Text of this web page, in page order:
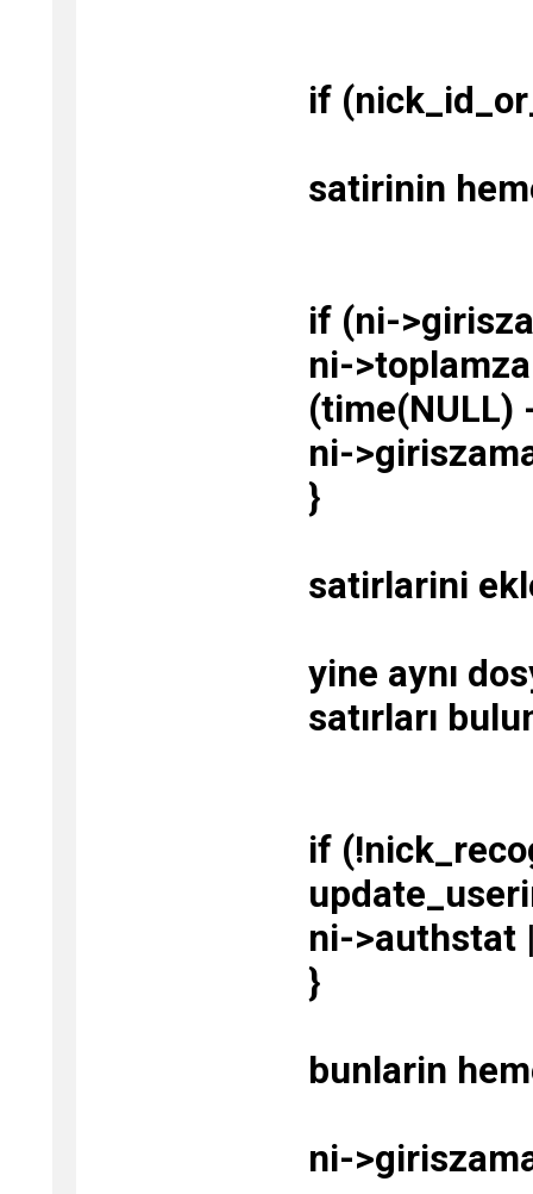
if
satirinin
if (ni-
ni-
(time(NULL)
ni-
}
satirlarini
yine aynı
satırları
if
ni->authstat
}
bunlarin
ni-